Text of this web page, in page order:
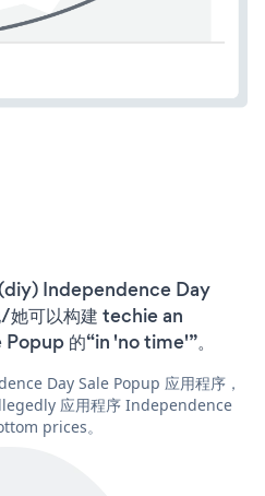
(diy) Independence Day
她可以构建 techie an
的“in 'no time'”。
Day Sale Popup 应用程序，
应用程序 Independence
prices。